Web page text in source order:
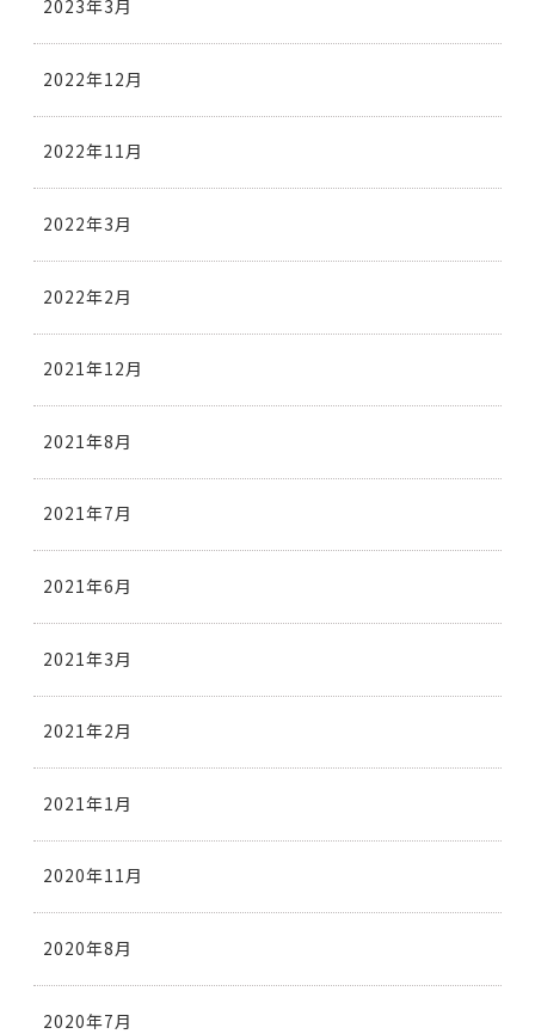
2023年3月
2022年12月
2022年11月
2022年3月
2022年2月
2021年12月
2021年8月
2021年7月
2021年6月
2021年3月
2021年2月
2021年1月
2020年11月
2020年8月
2020年7月